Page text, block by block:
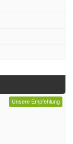
Unsere Empfehlung